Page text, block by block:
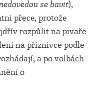
se bavit),
přece, protože
rozpůlit na pivaře
na příznivce podle
a po volbách
o